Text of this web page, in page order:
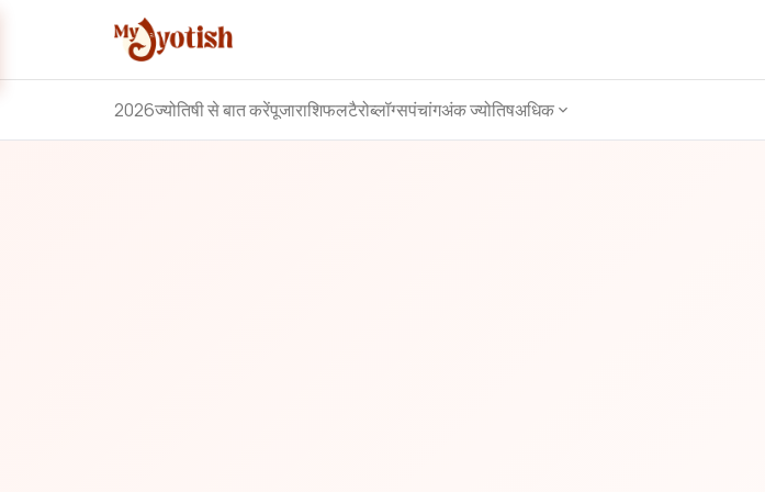
2026ज्योतिषी से बात करेंपूजाराशिफलटैरोब्लॉग्सपंचांगअंक ज्योतिषअधिक